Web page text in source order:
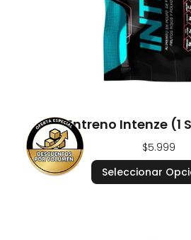
Pre Entreno Intenze (1
$5.999
Seleccionar